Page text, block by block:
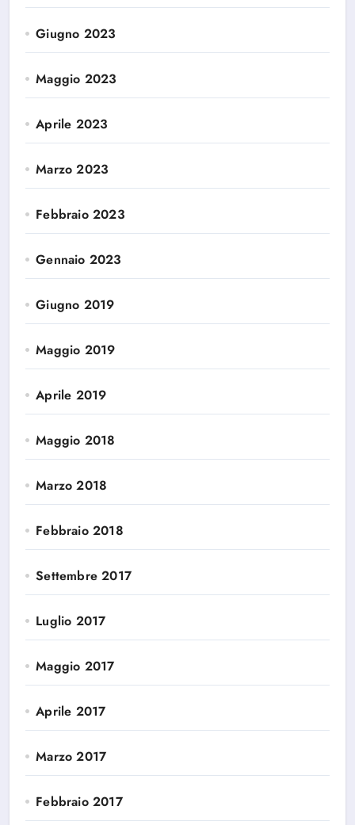
Giugno 2023
Maggio 2023
Aprile 2023
Marzo 2023
Febbraio 2023
Gennaio 2023
Giugno 2019
Maggio 2019
Aprile 2019
Maggio 2018
Marzo 2018
Febbraio 2018
Settembre 2017
Luglio 2017
Maggio 2017
Aprile 2017
Marzo 2017
Febbraio 2017